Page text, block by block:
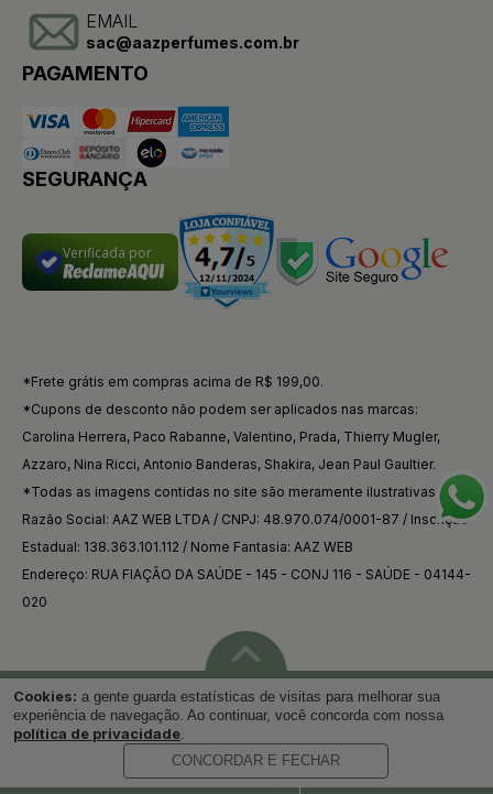
EMAIL
sac@aazperfumes.com.br
PAGAMENTO
SEGURANÇA
Verificada por
*Frete grátis em compras acima de R$ 199,00.
*Cupons de desconto não podem ser aplicados nas marcas:
Carolina Herrera, Paco Rabanne, Valentino, Prada, Thierry Mugler,
Azzaro, Nina Ricci, Antonio Banderas, Shakira, Jean Paul Gaultier.
*Todas as imagens contidas no site são meramente ilustrativas.
Razão Social: AAZ WEB LTDA / CNPJ: 48.970.074/0001-87 / Inscrição
Estadual: 138.363.101.112 / Nome Fantasia: AAZ WEB
Endereço: RUA FIAÇÃO DA SAÚDE - 145 - CONJ 116 - SAÚDE - 04144-
020
Voltar ao topo
Desenvolvido por
Cookies: a gente guarda estatísticas de visitas para melhorar sua
experiência de navegação. Ao continuar, você concorda com nossa
política de privacidade.
CONCORDAR E FECHAR